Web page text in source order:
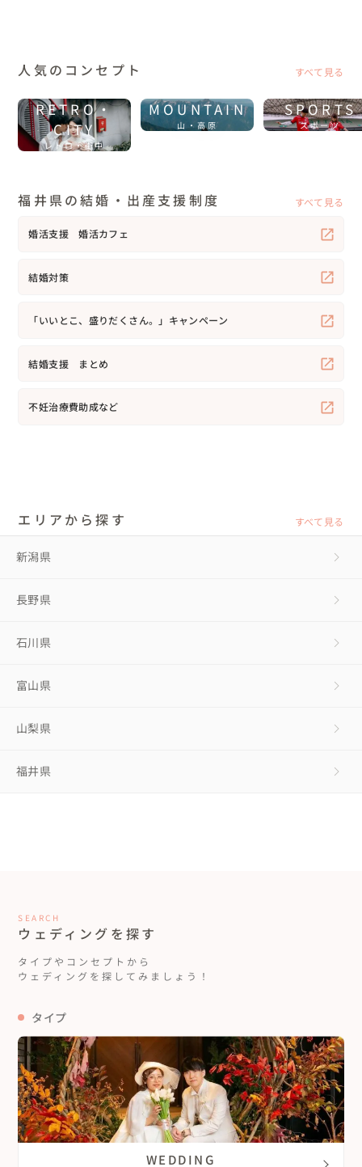
人気のコンセプト すべて見る
RETRO・
CITY
レトロ・街中
MOUNTAIN
山・高原
SPORTS
スポーツ
福井県の結婚・出産支援制度 すべて見る
婚活支援 婚活カフェ
結婚対策
「いいとこ、盛りだくさん。」キャンペーン
結婚支援 まとめ
不妊治療費助成など
エリアから探す すべて見る
新潟県
長野県
石川県
富山県
山梨県
福井県
SEARCH
ウェディングを探す
タイプやコンセプトから
ウェディングを探してみましょう！
タイプ
WEDDING